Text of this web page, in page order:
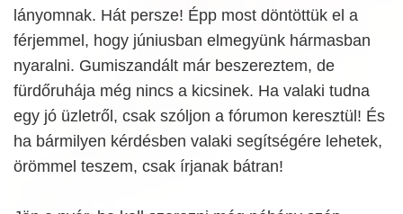
lányomnak. Hát persze! Épp most döntöttük el a
férjemmel, hogy júniusban elmegyünk hármasban
nyaralni. Gumiszandált már beszereztem, de
fürdőruhája még nincs a kicsinek. Ha valaki tudna
egy jó üzletről, csak szóljon a fórumon keresztül! És
ha bármilyen kérdésben valaki segítségére lehetek,
örömmel teszem, csak írjanak bátran!